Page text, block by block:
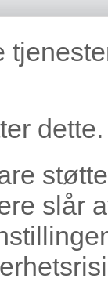
dette.
slår